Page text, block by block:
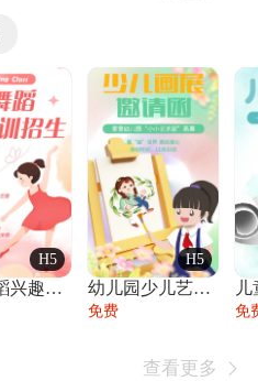
H5
少儿舞蹈兴趣班艺术培训学校招生宣传
H5
幼儿园少儿艺术展览绘画展摄影作品展美术展
免费 免
查看更多 